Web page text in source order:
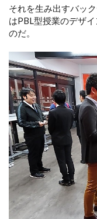
それを生み出すバッ
はPBL型授業のデザ
のだ。